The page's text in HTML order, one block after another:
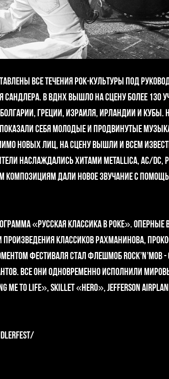
все течения рок-культуры под
В ВДНХ вышло на сцену более 130
Греции, Израиля, Ирландии и Кубы.
себя молодые и продвинутые
новых лиц, на сцену вышли и всем
наслаждались хитами Metallica, AC/DC,
композициям дали новое звучание с
«Русская классика в роке». Оперные
классиков Рахманинова,
фестиваля стал флешмоб Rock’n’Mob
Все они одновременно исполнили
Me To Life», Skillet «Hero», Jefferson